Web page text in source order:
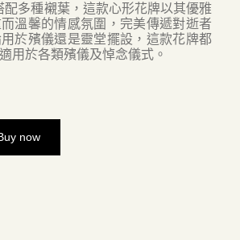
配多種襯葉，這款心形花牌以其優雅
溫馨的情感氛圍，完美傳遞對逝者
於殯儀還是靈堂擺設，這款花牌都
用於各類殯儀及悼念儀式。
now